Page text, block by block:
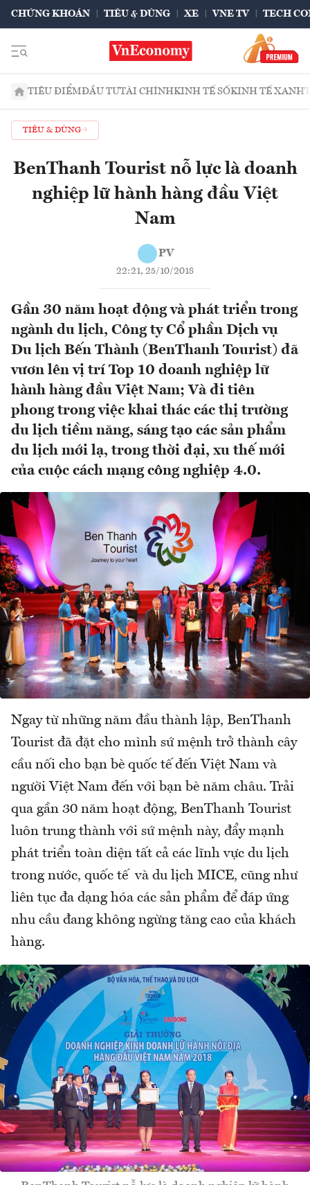
CHỨNG KHOÁN TIÊU & DÙNG XE VNE TV TECH
TIÊU ĐIỂMĐẦU TƯTÀI CHÍNHKINH TẾ SỐKINH TẾ XANH
TIÊU & DÙNG
BenThanh Tourist nỗ lực là doanh
nghiệp lữ hành hàng đầu Việt
Nam
PV
22:21, 25/10/2018
Gần 30 năm hoạt động và phát triển trong
ngành du lịch, Công ty Cổ phần Dịch vụ
Du lịch Bến Thành (BenThanh Tourist) đã
vươn lên vị trí Top 10 doanh nghiệp lữ
hành hàng đầu Việt Nam; Và đi tiên
phong trong việc khai thác các thị trường
du lịch tiềm năng, sáng tạo các sản phẩm
du lịch mới lạ, trong thời đại, xu thế mới
của cuộc cách mạng công nghiệp 4.0.
Ngay từ những năm đầu thành lập, BenThanh
Tourist đã đặt cho mình sứ mệnh trở thành cây
cầu nối cho bạn bè quốc tế đến Việt Nam và
người Việt Nam đến với bạn bè năm châu. Trải
qua gần 30 năm hoạt động, BenThanh Tourist
luôn trung thành với sứ mệnh này, đẩy mạnh
phát triển toàn diện tất cả các lĩnh vực du lịch
trong nước, quốc tế và du lịch MICE, cũng như
liên tục đa dạng hóa các sản phẩm để đáp ứng
nhu cầu đang không ngừng tăng cao của khách
hàng.